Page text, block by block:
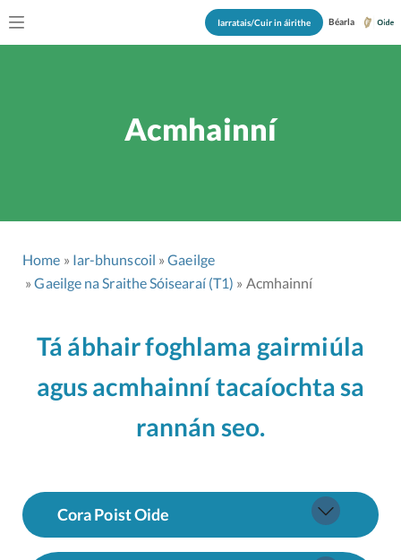
Iarratais/Cuir in áirithe Béarla
Acmhainní
Home Iar-bhunscoil
Gaeilge
Gaeilge na Sraithe Sóisearaí (T1)
Acmhainní
Tá ábhair foghlama gairmiúla
agus acmhainní tacaíochta sa
rannán seo.
Cora Poist Oide